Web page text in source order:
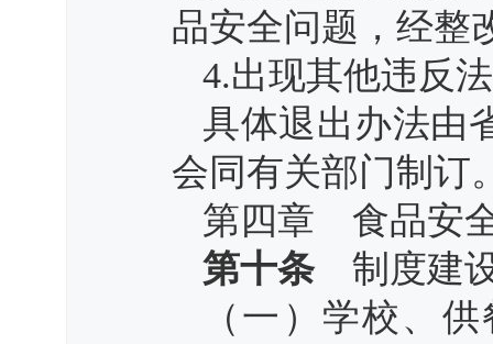
品安全问题，经整
4.出现其他违反
具体退出办法由
会同有关部门制订
第四章 食品安
第十条制度建
（一）学校、